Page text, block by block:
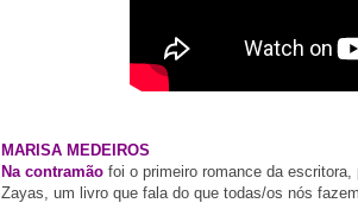
MARISA MEDEIROS
Na contramão foi o primeiro romance da
Zayas, um livro que fala do que todas/os nós